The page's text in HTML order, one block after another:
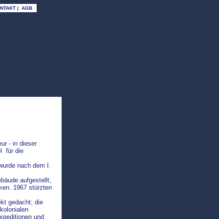
| AGB
- in dieser
für die
nach dem I.
aufgestellt,
1967 stürzten
gedacht; die
und